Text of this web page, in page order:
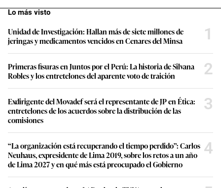
Lo más visto
Unidad de Investigación: Hallan más de siete millones de
jeringas y medicamentos vencidos en Cenares del Minsa
1
Primeras fisuras en Juntos por el Perú: La historia de Silvana
Robles y los entretelones del aparente voto de traición
2
Exdirigente del Movadef será el representante de JP en Ética:
entretelones de los acuerdos sobre la distribución de las
comisiones
3
“La organización está recuperando el tiempo perdido”: Carlos
Neuhaus, expresidente de Lima 2019, sobre los retos a un año
de Lima 2027 y en qué más está preocupado el Gobierno
4